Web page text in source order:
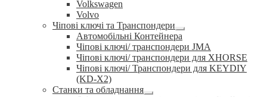
Volkswagen
Volvo
Чіпові ключі та Транспондери
Розгорнуте
вкладене
меню
Автомобільні Контейнера
Чіпові ключі/ транспондери JMA
Чіпові ключі/ транспондери для XHORSE
Чіпові ключі/ Транспондери для KEYDIY
(KD-X2)
Станки та обладнання